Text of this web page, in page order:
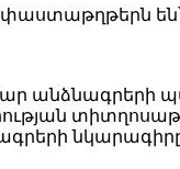
փաստաթղթերն
անձնագրերի
ն